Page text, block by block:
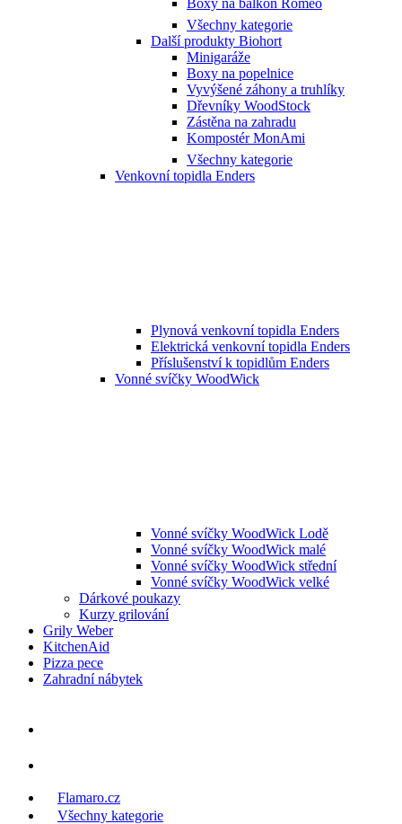
Všechny kategorie
Další produkty Biohort
Minigaráže
Boxy na popelnice
Vyvýšené záhony a truhlíky
Dřevníky WoodStock
Zástěna na zahradu
Kompostér MonAmi
Všechny kategorie
Venkovní topidla Enders
Plynová venkovní topidla Enders
Elektrická venkovní topidla Enders
Příslušenství k topidlům Enders
Vonné svíčky WoodWick
Vonné svíčky WoodWick Lodě
Vonné svíčky WoodWick malé
Vonné svíčky WoodWick střední
Vonné svíčky WoodWick velké
Dárkové poukazy
Kurzy grilování
Grily Weber
KitchenAid
Pizza pece
Zahradní nábytek
Flamaro.cz
Všechny kategorie